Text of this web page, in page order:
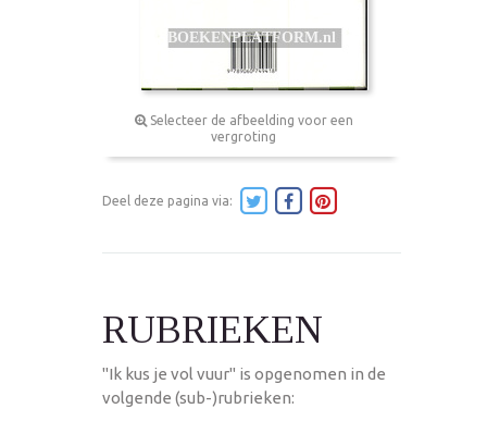
Selecteer de afbeelding voor een
vergroting
Deel deze pagina via:
RUBRIEKEN
"Ik kus je vol vuur" is opgenomen in de
volgende (sub-)rubrieken: